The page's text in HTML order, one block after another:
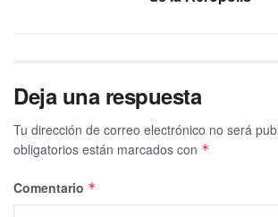
Deja una respuesta
Tu dirección de correo electrónico no será
obligatorios están marcados con *
Comentario *